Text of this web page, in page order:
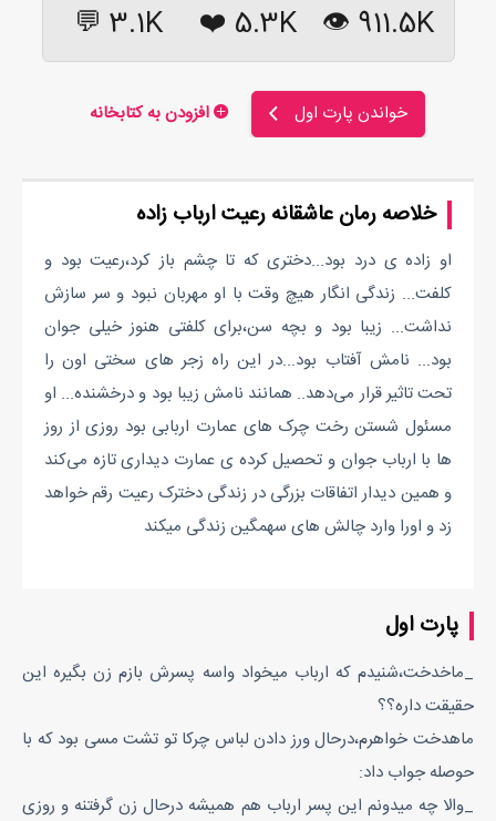
911.5K 👁
5.3K
❤️
3.1K 💬
خواندن پارت اول افزودن به کتابخانه
خلاصه رمان عاشقانه رعیت ارباب زاده
او زاده ی درد بود...دختری که تا چشم باز کرد،رعیت بود و
کلفت... زندگی انگار هیچ وقت با او مهربان نبود و سر سازش
نداشت... زیبا بود و بچه سن،برای کلفتی هنوز خیلی جوان
بود... نامش آفتاب بود...در این راه زجر های سختی اون را
تحت تاثیر قرار می‌دهد.. همانند نامش زیبا بود و درخشنده... او
مسئول شستن رخت چرک های عمارت اربابی بود روزی از روز
ها با ارباب جوان و تحصیل کرده ی عمارت دیداری تازه می‌کند
و همین دیدار اتفاقات بزرگی در زندگی دخترک رعیت رقم خواهد
زد و اورا وارد چالش های سهمگین زندگی میکند
پارت اول
_ماخدخت،شنیدم که ارباب میخواد واسه پسرش بازم زن بگیره این
حقیقت داره؟؟
ماهدخت خواهرم،درحال ورز دادن لباس چرکا تو تشت مسی بود که با
حوصله جواب داد:
_والا چه میدونم این پسر ارباب هم همیشه درحال زن گرفتنه و روزی